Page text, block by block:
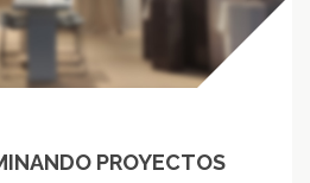
PROYECTOS